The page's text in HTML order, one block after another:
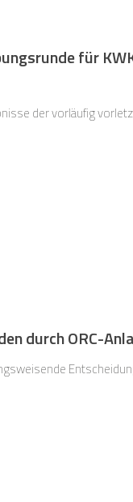
für
der vorläufig
durch ORC-